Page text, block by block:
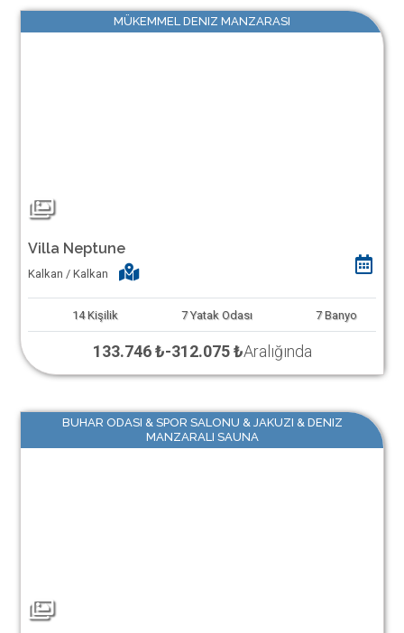
MÜKEMMEL DENIZ MANZARASI
Villa Neptune
Kalkan / Kalkan
14 Kişilik 7 Yatak Odası 7 Banyo
133.746 ₺-312.075 ₺Aralığında
BUHAR ODASI & SPOR SALONU & JAKUZI & DENIZ
MANZARALI SAUNA